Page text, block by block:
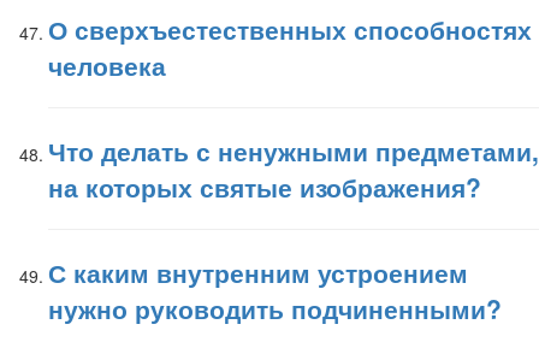
О сверхъестественных способностях
человека
Что делать с ненужными предметами,
на которых святые изображения?
С каким внутренним устроением
нужно руководить подчиненными?